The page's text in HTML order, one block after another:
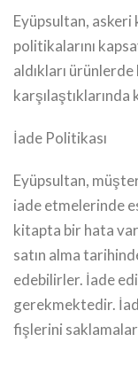
Eyüpsultan, askeri
politikalarını
aldıkları
İade Politikası
Eyüpsultan,
iade etmelerinde
kitapta bir hata
satın alma
edebilirler. İade
gerekmektedir.
fişlerini